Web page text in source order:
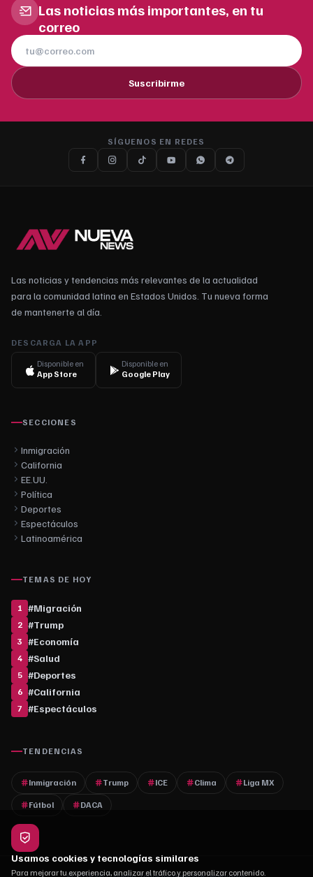
Las noticias más importantes, en tu
correo
Suscribirme
SÍGUENOS EN REDES
Las noticias y tendencias más relevantes de la actualidad
para la comunidad latina en Estados Unidos. Tu nueva forma
de mantenerte al día.
DESCARGA LA APP
Disponible en
App Store
Disponible en
Google Play
SECCIONES
Inmigración
California
EE.UU.
Política
Deportes
Espectáculos
Latinoamérica
TEMAS DE HOY
1 #Migración
2 #Trump
3 #Economía
4 #Salud
5 #Deportes
6 #California
7 #Espectáculos
TENDENCIAS
Inmigración Trump ICE Clima Liga MX
Fútbol DACA
Usamos cookies y tecnologías similares
Para mejorar tu experiencia, analizar el tráfico y personalizar contenido.